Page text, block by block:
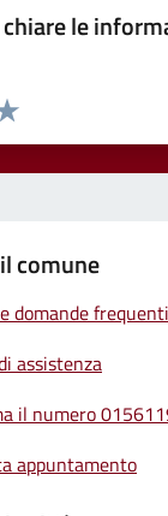
le
la pagina
5 stelle su 5
4 stelle su 5
su 5
su 5
5
comune
domande frequenti
assistenza
il numero
appuntamento